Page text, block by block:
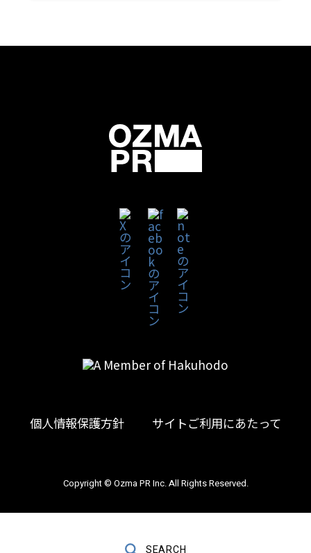
個人情報保護方針 サイトご利用にあたって
Copyright © Ozma PR Inc. All Rights Reserved.